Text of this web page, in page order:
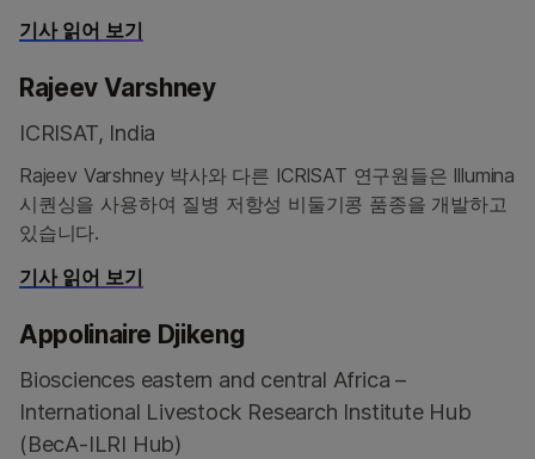
기사 읽어 보기
Rajeev Varshney
ICRISAT, India
Rajeev Varshney 박사와 다른 ICRISAT 연구원들은 Illumina
시퀀싱을 사용하여 질병 저항성 비둘기콩 품종을 개발하고
있습니다.
기사 읽어 보기
Appolinaire Djikeng
Biosciences eastern and central Africa –
International Livestock Research Institute Hub
(BecA-ILRI Hub)